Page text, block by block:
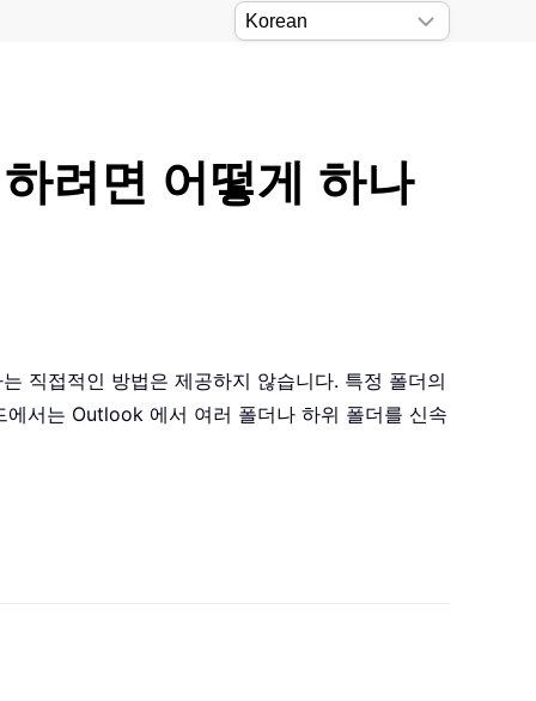
려면 어떻게 하나
직접적인 방법은 제공하지 않습니다. 특정 폴더의
서는 Outlook 에서 여러 폴더나 하위 폴더를 신속